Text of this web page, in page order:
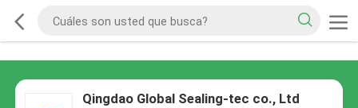
Qingdao Global Sealing-tec co., Ltd